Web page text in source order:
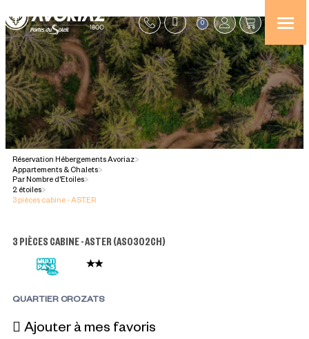
0
Réservation Hébergements Avoriaz>
Appartements & Chalets>
Par Nombre d'Etoiles>
2 étoiles>
3 pièces cabine - ASTER
3 PIÈCES CABINE - ASTER(AS0302CH)
QUARTIER CROZATS
Ajouter à mes favoris